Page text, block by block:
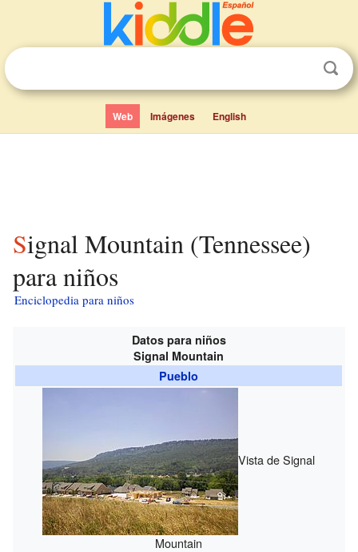
Web Imágenes English
Signal Mountain (Tennessee)
para niños
Enciclopedia para niños
Datos para niños
Signal Mountain
Pueblo
Vista de Signal
Mountain